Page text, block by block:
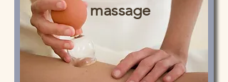
massage